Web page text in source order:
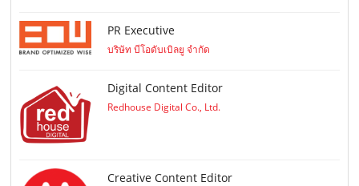
PR Executive
บริษัท บีโอดับเบิลยู จำกัด
Digital Content Editor
Redhouse Digital Co., Ltd.
Creative Content Editor